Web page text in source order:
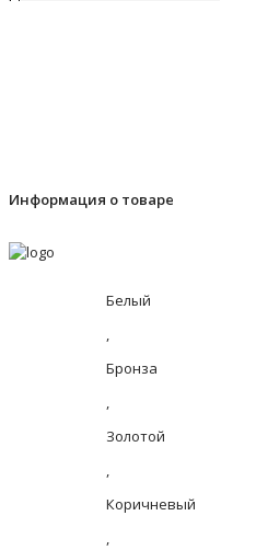
Информация о товаре
Белый
,
Бронза
,
Золотой
,
Коричневый
,